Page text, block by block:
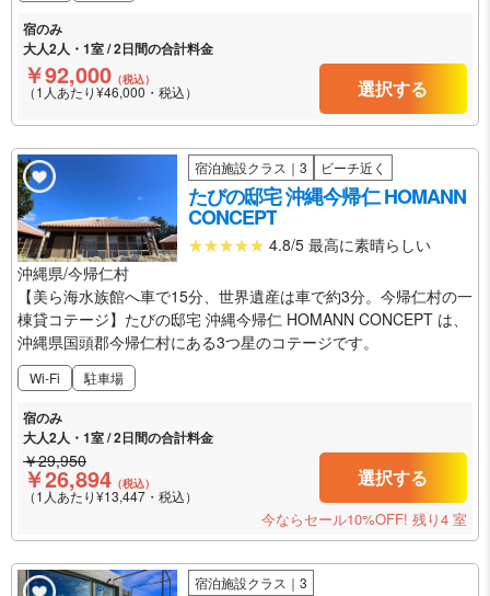
宿のみ
大人2人・1室 / 2日間の合計料金
￥92,000 （税込）
（1人あたり¥46,000・税込） 選択する
宿泊施設クラス｜3 ビーチ近く
たびの邸宅 沖縄今帰仁 HOMANN
CONCEPT
4.8/5 最高に素晴らしい
沖縄県/今帰仁村
【美ら海水族館へ車で15分、世界遺産は車で約3分。今帰仁村の一
棟貸コテージ】たびの邸宅 沖縄今帰仁 HOMANN CONCEPT は、
沖縄県国頭郡今帰仁村にある3つ星のコテージです。
Wi-Fi 駐車場
宿のみ
大人2人・1室 / 2日間の合計料金
￥29,950
￥26,894 （税込）
（1人あたり¥13,447・税込）
選択する
今ならセール10%OFF! 残り4 室
宿泊施設クラス｜3